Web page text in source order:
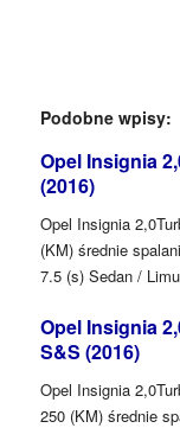
Podobne wpisy:
Opel Insignia
(2016)
Opel Insignia
(KM) średnie
7.5 (s) Sedan /
Opel Insignia
S&S (2016)
Opel Insignia
250 (KM) średnie